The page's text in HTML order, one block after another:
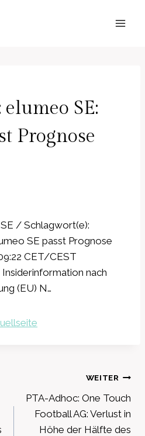
elumeo SE:
Prognose
/ Schlagwort(e):
SE passt Prognose
CET/CEST
nach
(EU) N…
WEITER
PTA-Adhoc: One Touch
Football AG: Verlust in
Höhe der Hälfte des